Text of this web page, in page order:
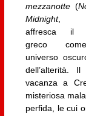
mezzanotte(
Midnight,
affresca il
greco
universo
dell’alterità.
vacanza a
misteriosa
perfida, le cui